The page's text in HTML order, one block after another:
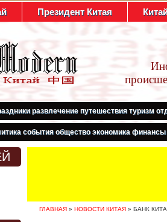
Президент Китая
развлечение путешествия туризм
события общество экономика финансы
ГЛАВНАЯ » НОВОСТИ КИТАЯ » БАНК